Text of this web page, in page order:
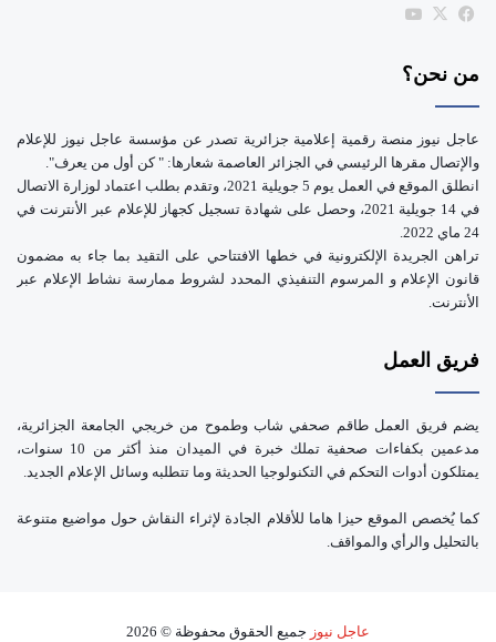
فيسبوك
‫X
من نحن؟
عاجل نيوز منصة رقمية إعلامية جزائرية تصدر عن مؤسسة عاجل نيوز للإعلام
والإتصال مقرها الرئيسي في الجزائر العاصمة شعارها: " كن أول من يعرف".
انطلق الموقع في العمل يوم 5 جويلية 2021، وتقدم بطلب اعتماد لوزارة الاتصال
في 14 جويلية 2021، وحصل على شهادة تسجيل كجهاز للإعلام عبر الأنترنت في
24 ماي 2022.
تراهن الجريدة الإلكترونية في خطها الافتتاحي على التقيد بما جاء به مضمون
قانون الإعلام و المرسوم التنفيذي المحدد لشروط ممارسة نشاط الإعلام عبر
الأنترنت.
فريق العمل
يضم فريق العمل طاقم صحفي شاب وطموح من خريجي الجامعة الجزائرية،
مدعمين بكفاءات صحفية تملك خبرة في الميدان منذ أكثر من 10 سنوات،
يمتلكون أدوات التحكم في التكنولوجيا الحديثة وما تتطلبه وسائل الإعلام الجديد.
كما يُخصص الموقع حيزا هاما للأقلام الجادة لإثراء النقاش حول مواضيع متنوعة
بالتحليل والرأي والمواقف.
عاجل نيوز جميع الحقوق محفوظة © 2026